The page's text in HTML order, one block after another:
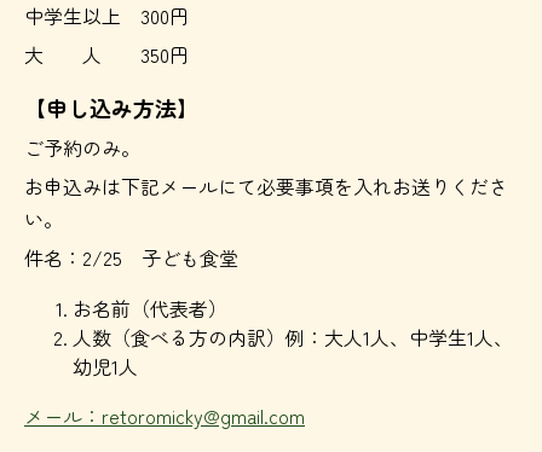
中学生以上 300円
大 人 350円
【申し込み方法】
ご予約のみ。
お申込みは下記メールにて必要事項を入れお送りくださ
い。
件名：2/25 子ども食堂
お名前（代表者）
人数（食べる方の内訳）例：大人1人、中学生1人、
幼児1人
メール： retoromicky@gmail.com